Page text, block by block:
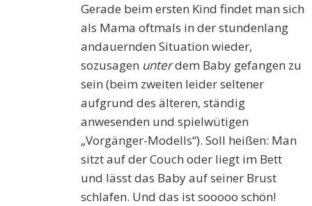
Gerade beim ersten Kind findet man sich
als Mama oftmals in der stundenlang
andauernden Situation wieder,
sozusagen unterdem Baby gefangen zu
sein (beim zweiten leider seltener
aufgrund des älteren, ständig
anwesenden und spielwütigen
„Vorgänger-Modells“). Soll heißen: Man
sitzt auf der Couch oder liegt im Bett
und lässt das Baby auf seiner Brust
schlafen. Und das ist sooooo schön!